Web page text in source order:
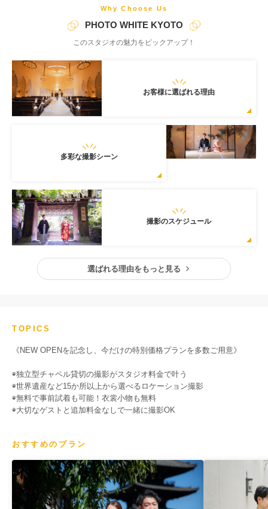
Why Choose Us
PHOTO WHITE KYOTO
このスタジオの魅力をピックアップ！
お客様に選ばれる理由
多彩な撮影シーン
撮影のスケジュール
選ばれる理由をもっと見る
TOPICS
《NEW OPENを記念し、今だけの特別価格プランを多数ご用意》
◉独立型チャペル貸切の撮影がスタジオ料金で叶う
◉世界遺産など15か所以上から選べるロケーション撮影
◉無料で事前試着も可能！衣裳小物も無料
◉大切なゲストと追加料金なしで一緒に撮影OK
おすすめのプラン